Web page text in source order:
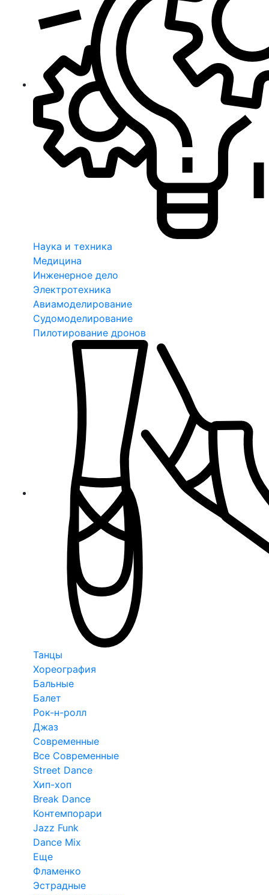
Наука и техника
Медицина
Инженерное дело
Электротехника
Авиамоделирование
Судомоделирование
Пилотирование дронов
Танцы
Хореография
Бальные
Балет
Рок-н-ролл
Джаз
Современные
Все Современные
Street Dance
Хип-хоп
Break Dance
Контемпорари
Jazz Funk
Dance Mix
Еще
Фламенко
Эстрадные